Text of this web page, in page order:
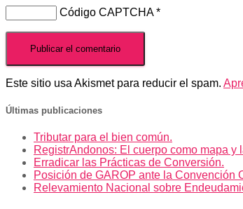
Código CAPTCHA*
Este sitio usa Akismet para reducir el spam.
Últimas publicaciones
Tributar para el bien común.
RegistrAndonos: El cuerpo como mapa y
Erradicar las Prácticas de Conversión.
Posición de GAROP ante la Convención
Relevamiento Nacional sobre